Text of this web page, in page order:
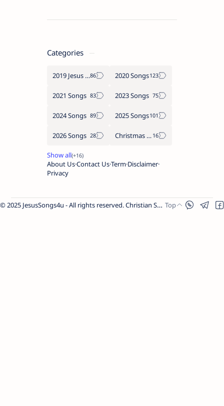
Categories
2019 Jesus songs 2020 Songs
2021 Songs 2023 Songs
2024 Songs 2025 Songs
2026 Songs Christmas Songs
About UsContact UsTerm Disclaimer
Privacy
© 2025 JesusSongs4u - All rights reserved. Christian Songs | Bible-based Lyrics | Worship Music.